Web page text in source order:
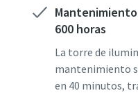
600 horas
La torre de
mantenimiento
en 40 minutos,